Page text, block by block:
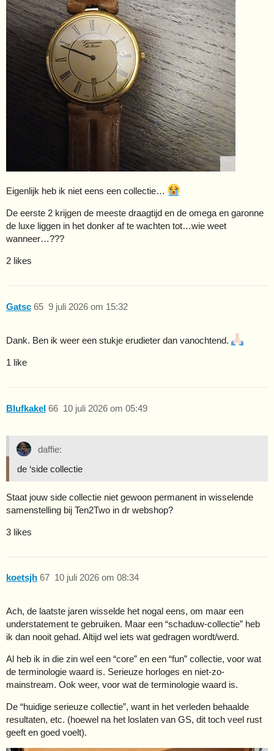
Eigenlijk heb ik niet eens een collectie…
De eerste 2 krijgen de meeste draagtijd en de omega en garonne
de luxe liggen in het donker af te wachten tot…wie weet
wanneer…???
2 likes
Gatsc 9 juli 2026 om 15:32
65
Dank. Ben ik weer een stukje erudieter dan vanochtend.
1 like
Blufkakel 10 juli 2026 om 05:49
66
daffie:
de ‘side collectie
Staat jouw side collectie niet gewoon permanent in wisselende
samenstelling bij Ten2Two in dr webshop?
3 likes
koetsjh 10 juli 2026 om 08:34
67
Ach, de laatste jaren wisselde het nogal eens, om maar een
understatement te gebruiken. Maar een “schaduw-collectie” heb
ik dan nooit gehad. Altijd wel iets wat gedragen wordt/werd.
Al heb ik in die zin wel een “core” en een “fun” collectie, voor wat
de terminologie waard is. Serieuze horloges en niet-zo-
mainstream. Ook weer, voor wat de terminologie waard is.
De “huidige serieuze collectie”, want in het verleden behaalde
resultaten, etc. (hoewel na het loslaten van GS, dit toch veel rust
geeft en goed voelt).